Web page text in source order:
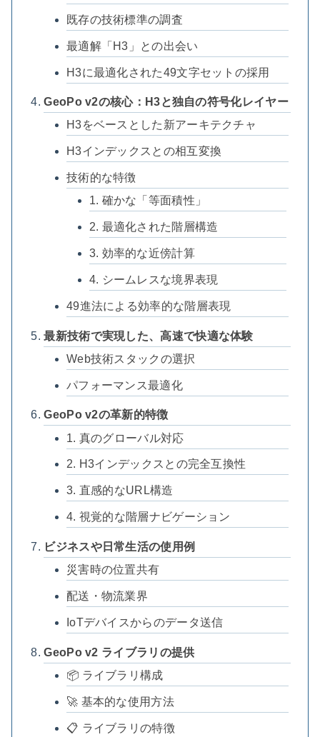
既存の技術標準の調査
最適解「H3」との出会い
H3に最適化された49文字セットの採用
GeoPo v2の核心：H3と独自の符号化レイヤー
H3をベースとした新アーキテクチャ
H3インデックスとの相互変換
技術的な特徴
1. 確かな「等面積性」
2. 最適化された階層構造
3. 効率的な近傍計算
4. シームレスな境界表現
49進法による効率的な階層表現
最新技術で実現した、高速で快適な体験
Web技術スタックの選択
パフォーマンス最適化
GeoPo v2の革新的特徴
1. 真のグローバル対応
2. H3インデックスとの完全互換性
3. 直感的なURL構造
4. 視覚的な階層ナビゲーション
ビジネスや日常生活の使用例
災害時の位置共有
配送・物流業界
IoTデバイスからのデータ送信
GeoPo v2 ライブラリの提供
📦 ライブラリ構成
🚀 基本的な使用方法
📋 ライブラリの特徴